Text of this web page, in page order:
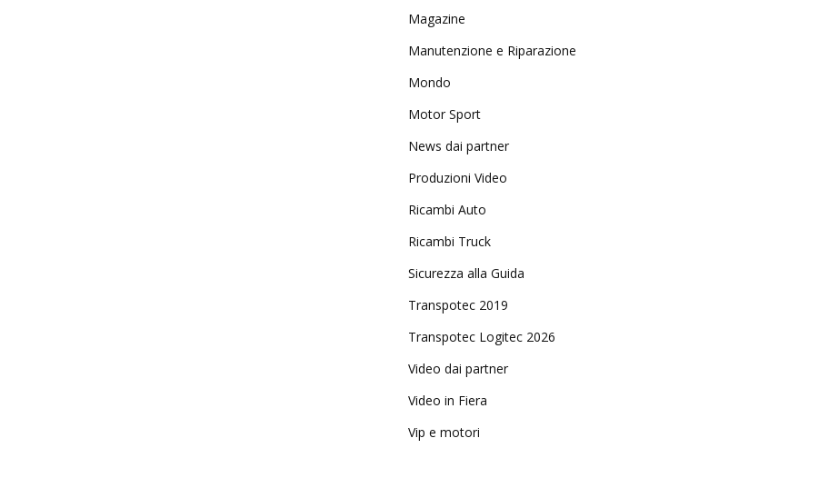
Magazine
Manutenzione e Riparazione
Mondo
Motor Sport
News dai partner
Produzioni Video
Ricambi Auto
Ricambi Truck
Sicurezza alla Guida
Transpotec 2019
Transpotec Logitec 2026
Video dai partner
Video in Fiera
Vip e motori